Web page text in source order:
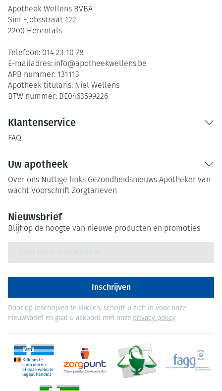
Apotheek Wellens BVBA
Sint -Jobsstraat 122
2200 Herentals
Telefoon: 014 23 10 78
E-mailadres: info@apotheekwellens.be
APB nummer: 131113
Apotheek titularis: Niel Wellens
BTW nummer: BE0463599226
Klantenservice
FAQ
Uw apotheek
Over ons Nuttige links Gezondheidsnieuws Apotheker van
wacht Voorschrift Zorgtarieven
Nieuwsbrief
Blijf op de hoogte van nieuwe producten en promoties
Inschrijven
Door op inschrijven te klikken, schrijft u zich in voor onze
nieuwsbrief en gaat u akkoord met onze privacy policy.